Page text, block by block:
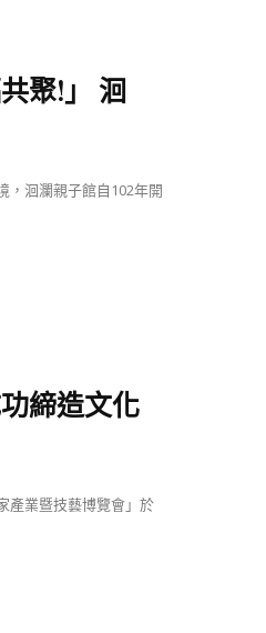
聚!」 洄
，洄瀾親子館自102年開
締造文化
產業暨技藝博覽會」於